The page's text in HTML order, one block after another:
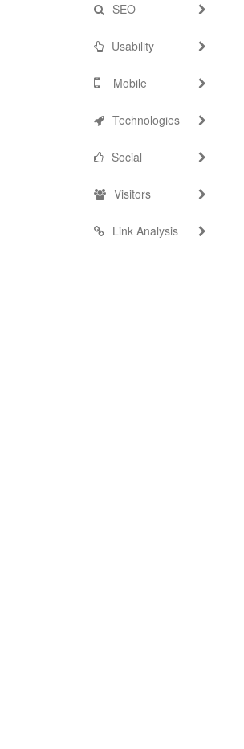
SEO
Usability
Mobile
Technologies
Social
Visitors
Link Analysis